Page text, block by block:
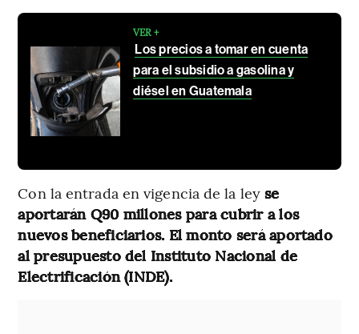
VER +
Los precios a tomar en cuenta
para el subsidio a gasolina y
diésel en Guatemala
Con la entrada en vigencia de la leyse
aportarán Q90 millones para cubrir a los
nuevos beneficiarios. El monto será aportado
al presupuesto del Instituto Nacional de
Electrificación (INDE).